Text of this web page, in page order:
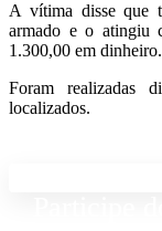
A vítima disse que
armado e o atingiu
1.300,00 em dinheiro.
Foram realizadas
localizados.